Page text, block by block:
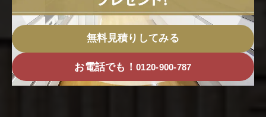
無料見積りしてみる
お電話でも！0120-900-787